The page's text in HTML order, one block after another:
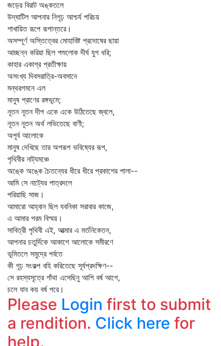
জড়ের বিরাট অঙ্কতলে
উদ্‌ঘাটিল আপনার নিগূঢ় আশ্চর্য পরিচয়
শাখায়িত রূপে রূপান্তরে।
অসম্পূর্ণ অস্তিত্বের মোহাবিষ্ট প্রদোষের ছায়া
আচ্ছন্ন করিয়া ছিল পশুলোক দীর্ঘ যুগ ধরি;
কাহার একাগ্র প্রতীক্ষায়
অসংখ্য দিবসরাত্রি-অবসানে
মন্থরগমনে এল
মানুষ প্রাণের রঙ্গভূমে;
নূতন নূতন দীপ একে একে উঠিতেছে জ্বলে,
নূতন নূতন অর্থ লভিতেছে বাণী;
অপূর্ব আলোকে
মানুষ দেখিছে তার অপরূপ ভবিষ্যের রূপ,
পৃথিবীর নাট্যমঞ্চে
অঙ্কে অঙ্কে চৈতন্যের ধীরে ধীরে প্রকাশের পালা--
আমি সে নাট্যের পাত্রদলে
পরিয়াছি সাজ।
আমারো আহ্বান ছিল যবনিকা সরাবার কাজে,
এ আমার পরম বিস্ময়।
সাবিত্রী পৃথিবী এই, আত্মার এ মর্তনিকেতন,
আপনার চতুর্দিকে আকাশে আলোকে সমীরণে
ভূমিতলে সমুদ্রে পর্বতে
কী গূঢ় সংকল্প বহি করিতেছে সূর্যপ্রদক্ষিণ--
সে রহস্যসূত্রে গাঁথা এসেছিনু আশি বর্ষ আগে,
চলে যাব কয় বর্ষ পরে।
Please Login first to submit
a rendition. Click here for
help.